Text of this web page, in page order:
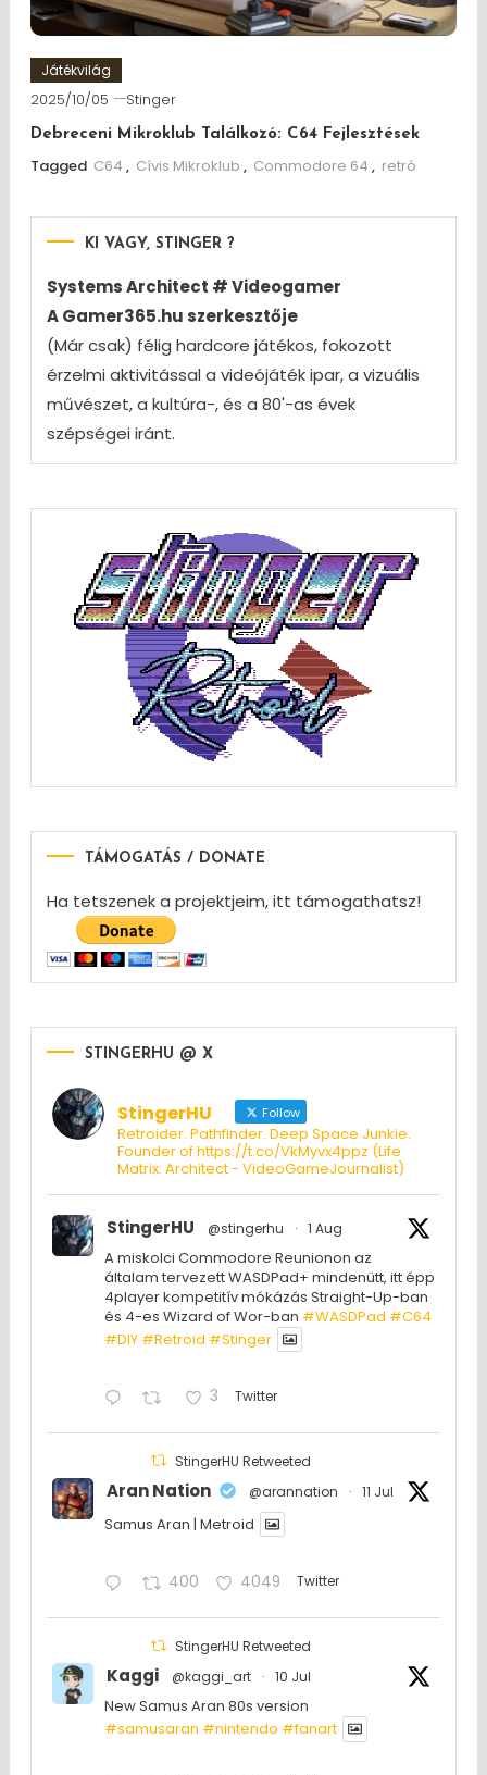
Játékvilág
2025/10/05 Stinger
Debreceni Mikroklub Találkozó: C64 Fejlesztések
Tagged C64 , Cívis Mikroklub , Commodore 64 , retró
KI VAGY, STINGER ?
Systems Architect # Videogamer
A Gamer365.hu szerkesztője
(Már csak) félig hardcore játékos, fokozott
érzelmi aktivitással a videójáték ipar, a vizuális
művészet, a kultúra-, és a 80'-as évek
szépségei iránt.
TÁMOGATÁS / DONATE
Ha tetszenek a projektjeim, itt támogathatsz!
STINGERHU @ X
StingerHU Follow
Retroider. Pathfinder. Deep Space Junkie.
Founder of https://t.co/VkMyvx4ppz (Life
Matrix: Architect - VideoGameJournalist)
StingerHU @stingerhu · 1 Aug
A miskolci Commodore Reunionon az
általam tervezett WASDPad+ mindenütt, itt épp
4player kompetitív mókázás Straight-Up-ban
és 4-es Wizard of Wor-ban #WASDPad #C64
#DIY #Retroid #Stinger
3 Twitter
StingerHU Retweeted
Aran Nation @arannation · 11 Jul
Samus Aran | Metroid
400 4049 Twitter
StingerHU Retweeted
Kaggi @kaggi_art · 10 Jul
New Samus Aran 80s version
#samusaran #nintendo #fanartㅤㅤㅤㅤ